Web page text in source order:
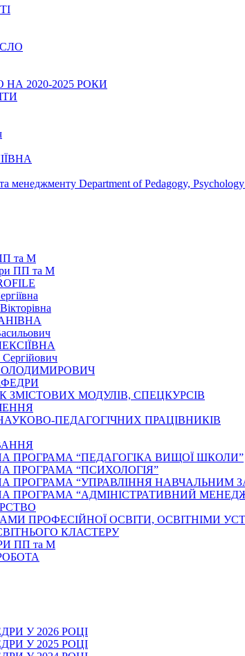
2020-2025 РОКИ
менеджменту Department of Pedagogy,
та М
ПП та М
ЗМІСТОВИХ МОДУЛІВ, СПЕЦКУРСІВ
ПЕДАГОГІЧНИХ ПРАЦІВНИКІВ
ПРОГРАМА “ПЕДАГОГІКА ВИЩОЇ ШКОЛИ”
ПРОГРАМА “ПСИХОЛОГІЯ”
ПРОГРАМА “УПРАВЛІННЯ НАВЧАЛЬНИМ
ПРОГРАМА “АДМІНІСТРАТИВНИЙ
ПРОФЕСІЙНОЇ ОСВІТИ, ОСВІТНІМИ
КЛАСТЕРУ
ПП та М
У 2026 РОЦІ
У 2025 РОЦІ